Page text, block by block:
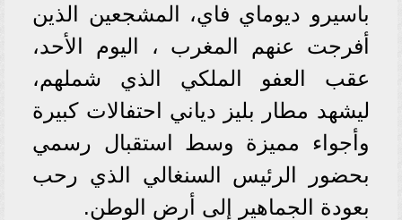
باسيرو ديوماي فاي، المشجعين الذين
أفرجت عنهم المغرب ، اليوم الأحد،
عقب العفو الملكي الذي شملهم،
ليشهد مطار بليز دياني احتفالات كبيرة
وأجواء مميزة وسط استقبال رسمي
بحضور الرئيس السنغالي الذي رحب
بعودة الجماهير إلى أرض الوطن.